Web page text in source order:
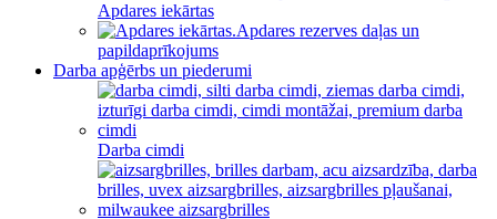
Apdares iekārtas
Apdares rezerves daļas un
papildaprīkojums
Darba apģērbs un piederumi
Darba cimdi